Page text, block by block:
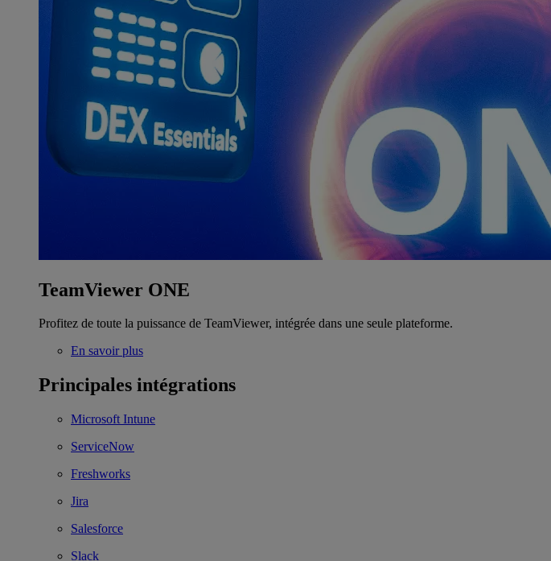
TeamViewer ONE
Profitez de toute la puissance de TeamViewer, intégrée dans une seule plateforme.
En savoir plus
Principales intégrations
Microsoft Intune
ServiceNow
Freshworks
Jira
Salesforce
Slack